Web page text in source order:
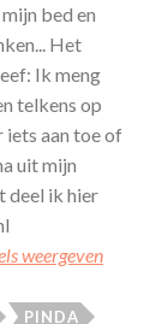
bed en
Het
Ik meng
telkens op
iets aan toe of
uit mijn
deel ik hier
weergeven
PINDA